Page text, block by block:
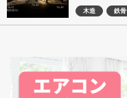
木造 鉄骨